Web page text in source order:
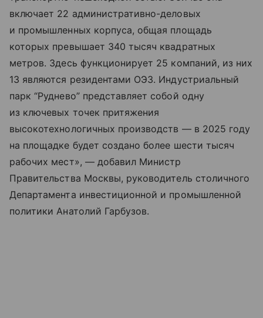
включает 22 административно-деловых
и промышленных корпуса, общая площадь
которых превышает 340 тысяч квадратных
метров. Здесь функционирует 25 компаний, из них
13 являются резидентами ОЭЗ. Индустриальный
парк “Руднево” представляет собой одну
из ключевых точек притяжения
высокотехнологичных производств — в 2025 году
на площадке будет создано более шести тысяч
рабочих мест», — добавил Министр
Правительства Москвы, руководитель столичного
Департамента инвестиционной и промышленной
политики Анатолий Гарбузов.